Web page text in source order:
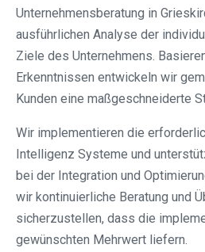
Unternehmensberatung in
ausführlichen Analyse der
Ziele des Unternehmens.
Erkenntnissen entwickeln wir
Kunden eine maßgeschneiderte
Wir implementieren die
Intelligenz Systeme und
bei der Integration und
wir kontinuierliche Beratung und
sicherzustellen, dass die
gewünschten Mehrwert liefern.